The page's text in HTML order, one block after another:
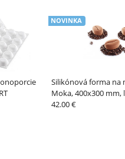
Silikónová forma na
Moka, 400x300 mm,
– PAVONI
NOVINKA
42.00 €